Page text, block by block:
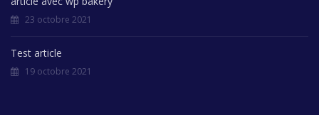
23 octobre 2021
Test article
19 octobre 2021